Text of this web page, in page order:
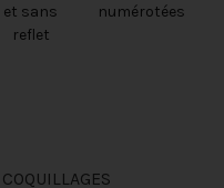
et sans
reflet
numérotées